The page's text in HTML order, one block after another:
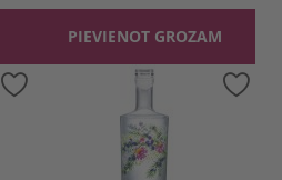
PIEVIENOT GROZAM